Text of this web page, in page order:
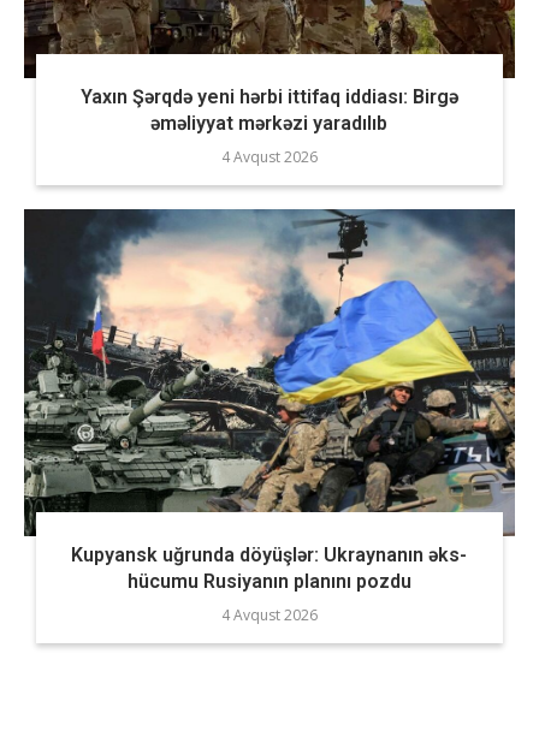
Yaxın Şərqdə yeni hərbi ittifaq iddiası: Birgə
əməliyyat mərkəzi yaradılıb
4 Avqust 2026
Kupyansk uğrunda döyüşlər: Ukraynanın əks-
hücumu Rusiyanın planını pozdu
4 Avqust 2026